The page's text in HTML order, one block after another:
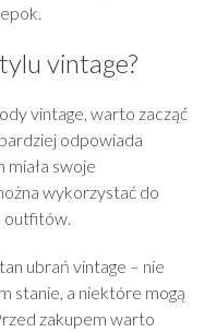
vintage?
vintage, warto zacząć
odpowiada
miała swoje
wykorzystać do
outfitów.
ubrań vintage – nie
stanie, a niektóre mogą
zakupem warto